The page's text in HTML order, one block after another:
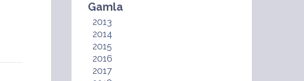
Gamla
2013
2014
2015
2016
2017